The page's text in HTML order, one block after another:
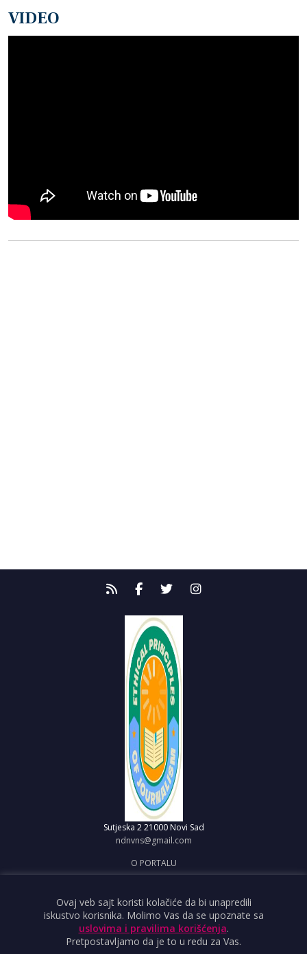
VIDEO
Sutjeska 2 21000 Novi Sad
ndnvns@gmail.com
O PORTALU
OBJAVI VEST
USLOVI KORIŠĆENJA
Ovaj veb sajt koristi kolačiće da bi unapredili
iskustvo korisnika. Molimo Vas da se upoznate sa
uslovima i pravilima korišćenja.
Pretpostavljamo da je to u redu za Vas.